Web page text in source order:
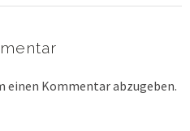
einen Kommentar abzugeben.